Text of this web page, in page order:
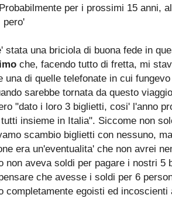
per i prossimi 15 anni,
pero'
stata una briciola di buona fede in
che, facendo tutto di fretta, mi
una di quelle telefonate in cui
sarebbe tornata da questo
"dato i loro 3 biglietti, cosi' l'anno
insieme in Italia". Siccome non
scambio biglietti con nessuno,
era un'eventualita' che non avrei
non aveva soldi per pagare i nostri 5
che avesse i soldi per 6
completamente egoisti ed incoscienti